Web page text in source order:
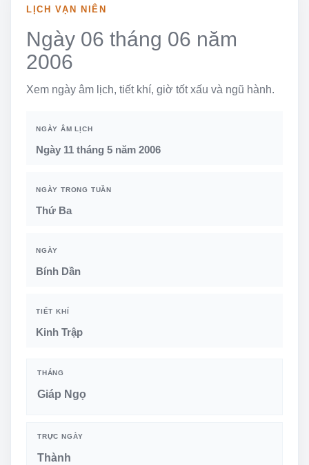
LỊCH VẠN NIÊN
Ngày 06 tháng 06 năm
2006
Xem ngày âm lịch, tiết khí, giờ tốt xấu và ngũ hành.
NGÀY ÂM LỊCH
Ngày 11 tháng 5 năm 2006
NGÀY TRONG TUẦN
Thứ Ba
NGÀY
Bính Dần
TIẾT KHÍ
Kinh Trập
THÁNG
Giáp Ngọ
TRỰC NGÀY
Thành